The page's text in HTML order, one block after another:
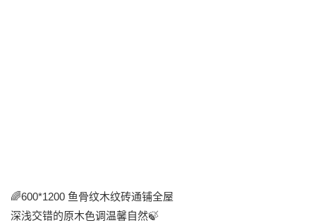
🌈600*1200 鱼骨纹木纹砖通铺全屋
深浅交错的原木色调温馨自然🍃